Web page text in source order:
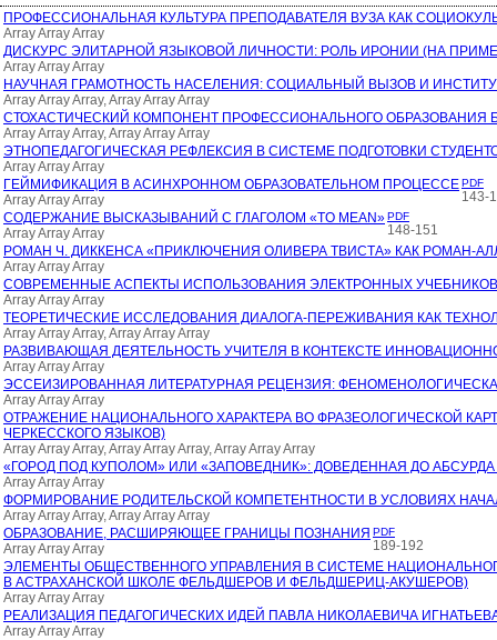
ПРОФЕССИОНАЛЬНАЯ КУЛЬТУРА ПРЕПОДАВАТЕЛЯ ВУЗА КАК
Array Array Array
ДИСКУРС ЭЛИТАРНОЙ ЯЗЫКОВОЙ ЛИЧНОСТИ: РОЛЬ ИРОНИИ (НА
Array Array Array
НАУЧНАЯ ГРАМОТНОСТЬ НАСЕЛЕНИЯ: СОЦИАЛЬНЫЙ ВЫЗОВ И
Array Array Array, Array Array Array
СТОХАСТИЧЕСКИЙ КОМПОНЕНТ ПРОФЕССИОНАЛЬНОГО ОБРАЗОВАНИЯ
Array Array Array, Array Array Array
ЭТНОПЕДАГОГИЧЕСКАЯ РЕФЛЕКСИЯ В СИСТЕМЕ ПОДГОТОВКИ
Array Array Array
ГЕЙМИФИКАЦИЯ В АСИНХРОННОМ ОБРАЗОВАТЕЛЬНОМ ПРОЦЕССЕ
Array Array Array
PDF
143-
СОДЕРЖАНИЕ ВЫСКАЗЫВАНИЙ С ГЛАГОЛОМ «TO MEAN»
Array Array Array
PDF
148-151
РОМАН Ч. ДИККЕНСА «ПРИКЛЮЧЕНИЯ ОЛИВЕРА ТВИСТА» КАК РОМАН-
Array Array Array
СОВРЕМЕННЫЕ АСПЕКТЫ ИСПОЛЬЗОВАНИЯ ЭЛЕКТРОННЫХ
Array Array Array
ТЕОРЕТИЧЕСКИЕ ИССЛЕДОВАНИЯ ДИАЛОГА-ПЕРЕЖИВАНИЯ КАК
Array Array Array, Array Array Array
РАЗВИВАЮЩАЯ ДЕЯТЕЛЬНОСТЬ УЧИТЕЛЯ В КОНТЕКСТЕ
Array Array Array
ЭССЕИЗИРОВАННАЯ ЛИТЕРАТУРНАЯ РЕЦЕНЗИЯ:
Array Array Array
ОТРАЖЕНИЕ НАЦИОНАЛЬНОГО ХАРАКТЕРА ВО ФРАЗЕОЛОГИЧЕСКОЙ
ЧЕРКЕССКОГО ЯЗЫКОВ)
Array Array Array, Array Array Array, Array Array Array
«ГОРОД ПОД КУПОЛОМ» ИЛИ «ЗАПОВЕДНИК»: ДОВЕДЕННАЯ ДО
Array Array Array
ФОРМИРОВАНИЕ РОДИТЕЛЬСКОЙ КОМПЕТЕНТНОСТИ В УСЛОВИЯХ
Array Array Array, Array Array Array
ОБРАЗОВАНИЕ, РАСШИРЯЮЩЕЕ ГРАНИЦЫ ПОЗНАНИЯ
Array Array Array
PDF
189-192
ЭЛЕМЕНТЫ ОБЩЕСТВЕННОГО УПРАВЛЕНИЯ В СИСТЕМЕ
В АСТРАХАНСКОЙ ШКОЛЕ ФЕЛЬДШЕРОВ И ФЕЛЬДШЕРИЦ-АКУШЕРОВ)
Array Array Array
РЕАЛИЗАЦИЯ ПЕДАГОГИЧЕСКИХ ИДЕЙ ПАВЛА НИКОЛАЕВИЧА
Array Array Array